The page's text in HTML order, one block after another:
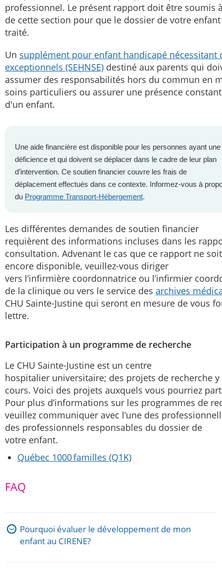
professionnel. Le présent rapport doit être soumis
de cette section pour que le dossier de votre
traité.
Un supplément pour enfant handicapé nécessitant
exceptionnels (SEHNSE) destiné aux parents qui
assumer des responsabilités hors du commun en
soins particuliers ou assurer une présence
d'un enfant.
Une aide financière est disponible pour les personnes ayant une
déficience et qui doivent se déplacer dans le cadre de leur plan
d’intervention. Ce soutien financier couvre les frais de
déplacement effectués dans ce contexte. Informez-vous à
du Programme Transport-Hébergement.
Les différentes demandes de soutien financier
requièrent des informations incluses dans les
consultation. Advenant le cas que ce rapport ne
encore disponible, veuillez-vous diriger
vers l’infirmière coordonnatrice ou l’infirmier
de la clinique ou vers le service des archives
CHU Sainte-Justine qui seront en mesure de vous
lettre.
Participation à un programme de recherche
Le CHU Sainte-Justine est un centre
hospitalier universitaire; des projets de recherche
cours. Voici des projets auxquels vous pourriez
Pour plus d’informations sur les programmes de
veuillez communiquer avec l’une des
des professionnels responsables du dossier de
votre enfant.
Québec 1000 familles (Q1K)
FAQ
Pourquoi évaluer le développement de mon
enfant au CIRENE?